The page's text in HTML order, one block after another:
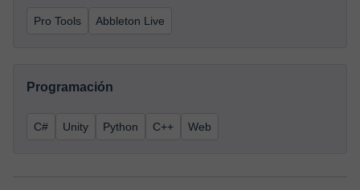
Pro Tools Abbleton Live
Programación
C# Unity Python C++ Web